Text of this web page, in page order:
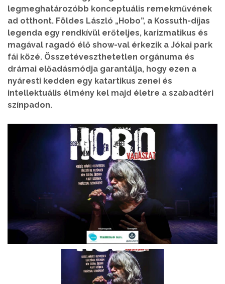
legmeghatározóbb konceptuális remekművének
ad otthont. Földes László „Hobo”, a Kossuth-díjas
legenda egy rendkívül erőteljes, karizmatikus és
magával ragadó élő show-val érkezik a Jókai park
fái közé. Összetéveszthetetlen orgánuma és
drámai előadásmódja garantálja, hogy ezen a
nyáresti kedden egy katartikus zenei és
intellektuális élmény kel majd életre a szabadtéri
színpadon.